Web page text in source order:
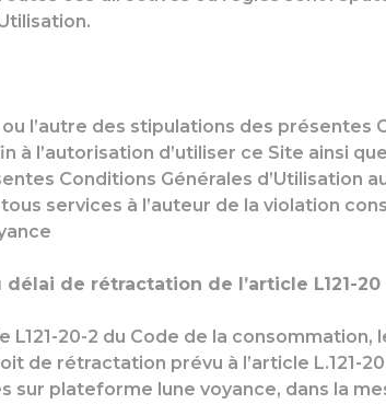
l’autre des stipulations des présentes
à l’autorisation d’utiliser ce Site ainsi
Conditions Générales d’Utilisation
services à l’auteur de la violation
délai de rétractation de l’article L121-
L121-20-2 du Code de la
de rétractation prévu à l’article L.121-
sur plateforme lune voyance, dans la